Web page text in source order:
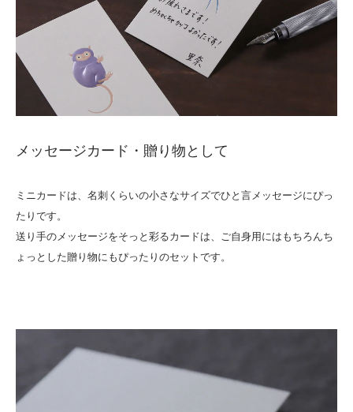
メッセージカード・贈り物として
ミニカードは、名刺くらいの小さなサイズでひと言メッセージにぴっ
たりです。
送り手のメッセージをそっと彩るカードは、ご自身用にはもちろんち
ょっとした贈り物にもぴったりのセットです。